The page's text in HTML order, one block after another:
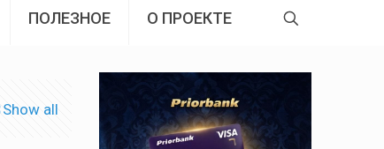
ПОЛЕЗНОЕ О ПРОЕКТЕ
Show all